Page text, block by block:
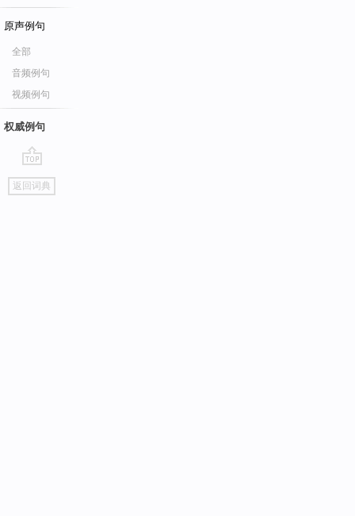
原声例句
全部
音频例句
视频例句
权威例句
go
top
返回词典